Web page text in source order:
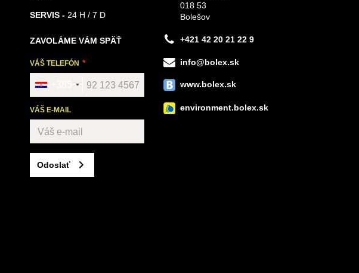
SERVIS - 24 H / 7 D
ZAVOLÁME VÁM SPÄŤ
VÁŠ TELEFÓN
VÁŠ E-MAIL
Odoslať
018 53
Bolešov
+421 42 20 21 22 9
info@bolex.sk
www.bolex.sk
environment.bolex.sk